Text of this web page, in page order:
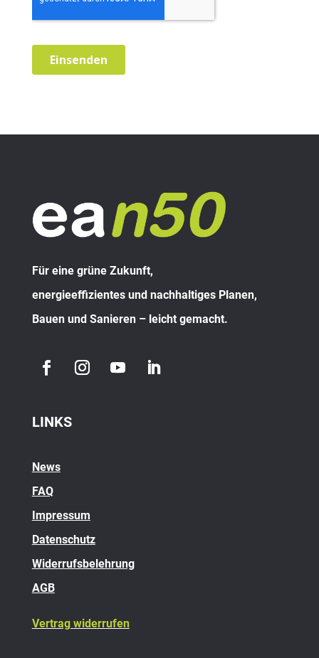
Für eine grüne Zukunft,
energieeffizientes und nachhaltiges Planen,
Bauen und Sanieren – leicht gemacht.
LINKS
News
FAQ
Impressum
Datenschutz
Widerrufsbelehrung
AGB
Vertrag widerrufen